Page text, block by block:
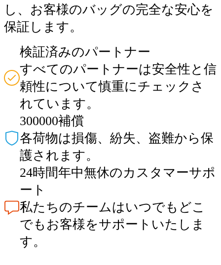
し、お客様のバッグの完全な安心を
保証します。
検証済みのパートナー
すべてのパートナーは安全性と信
頼性について慎重にチェックさ
れています。
300000補償
各荷物は損傷、紛失、盗難から保
護されます。
24時間年中無休のカスタマーサポ
ート
私たちのチームはいつでもどこ
でもお客様をサポートいたしま
す。